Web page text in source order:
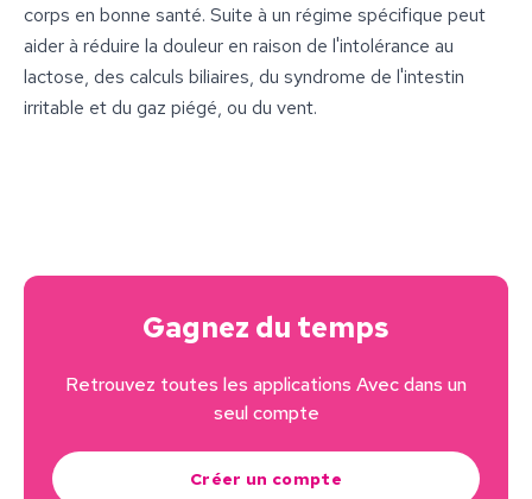
corps en bonne santé. Suite à un régime spécifique peut
aider à réduire la douleur en raison de l'intolérance au
lactose, des calculs biliaires, du syndrome de l'intestin
irritable et du gaz piégé, ou du vent.
Gagnez du temps
Retrouvez toutes les applications Avec dans un
seul compte
Créer un compte